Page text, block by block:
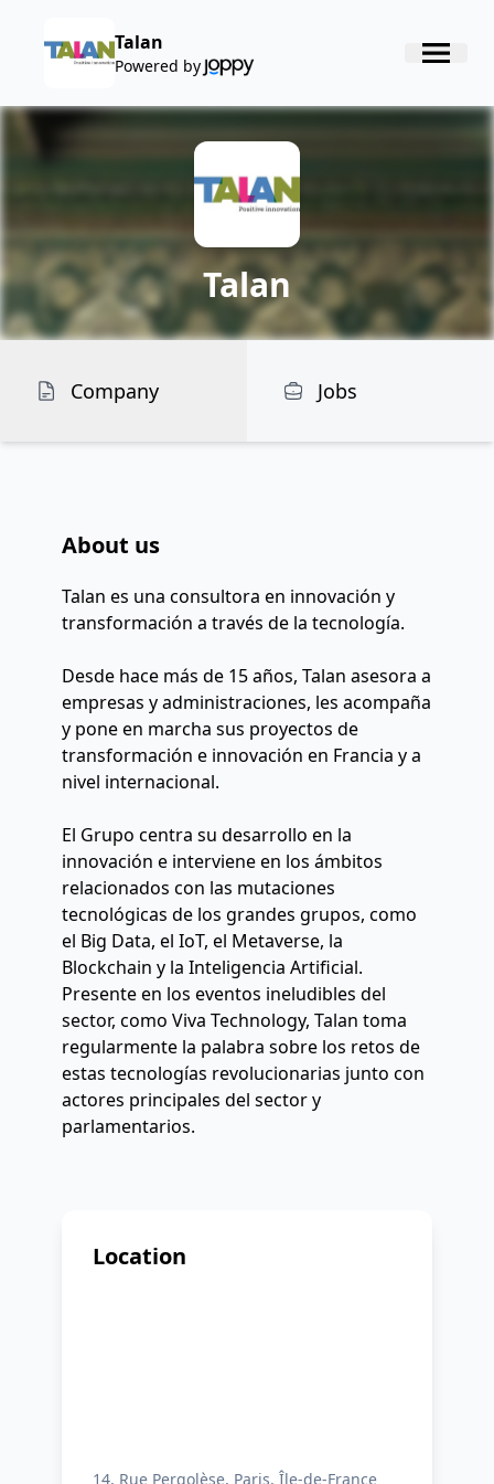
Talan
Powered by
Talan
Company Jobs
About us
Talan es una consultora en innovación y
transformación a través de la tecnología.
Desde hace más de 15 años, Talan asesora a
empresas y administraciones, les acompaña
y pone en marcha sus proyectos de
transformación e innovación en Francia y a
nivel internacional.
El Grupo centra su desarrollo en la
innovación e interviene en los ámbitos
relacionados con las mutaciones
tecnológicas de los grandes grupos, como
el Big Data, el IoT, el Metaverse, la
Blockchain y la Inteligencia Artificial.
Presente en los eventos ineludibles del
sector, como Viva Technology, Talan toma
regularmente la palabra sobre los retos de
estas tecnologías revolucionarias junto con
actores principales del sector y
parlamentarios.
Location
14, Rue Pergolèse, Paris, Île-de-France